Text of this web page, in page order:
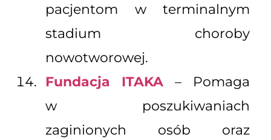
pacjentom w terminalnym
stadium choroby
nowotworowej.
Fundacja ITAKA – Pomaga
w poszukiwaniach
zaginionych osób oraz